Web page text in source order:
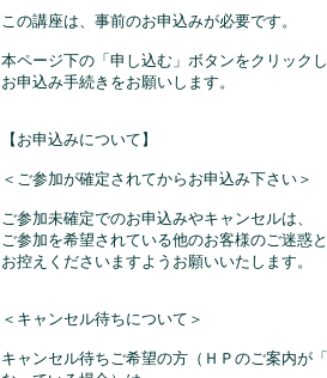
この講座は、事前のお申込みが必要です。
本ページ下の「申し込む」ボタンをクリック
お申込み手続きをお願いします。
【お申込みについて】
＜ご参加が確定されてからお申込み下さい＞
ご参加未確定でのお申込みやキャンセルは、
ご参加を希望されている他のお客様のご迷惑
お控えくださいますようお願いいたします。
＜キャンセル待ちについて＞
キャンセル待ちご希望の方（ＨＰのご案内が